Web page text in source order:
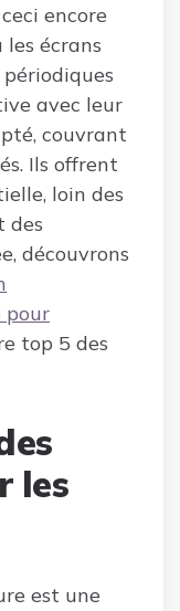
encore
écrans
avec leur
couvrant
Ils offrent
loin des
des
découvrons
pour
top 5 des
les
est une